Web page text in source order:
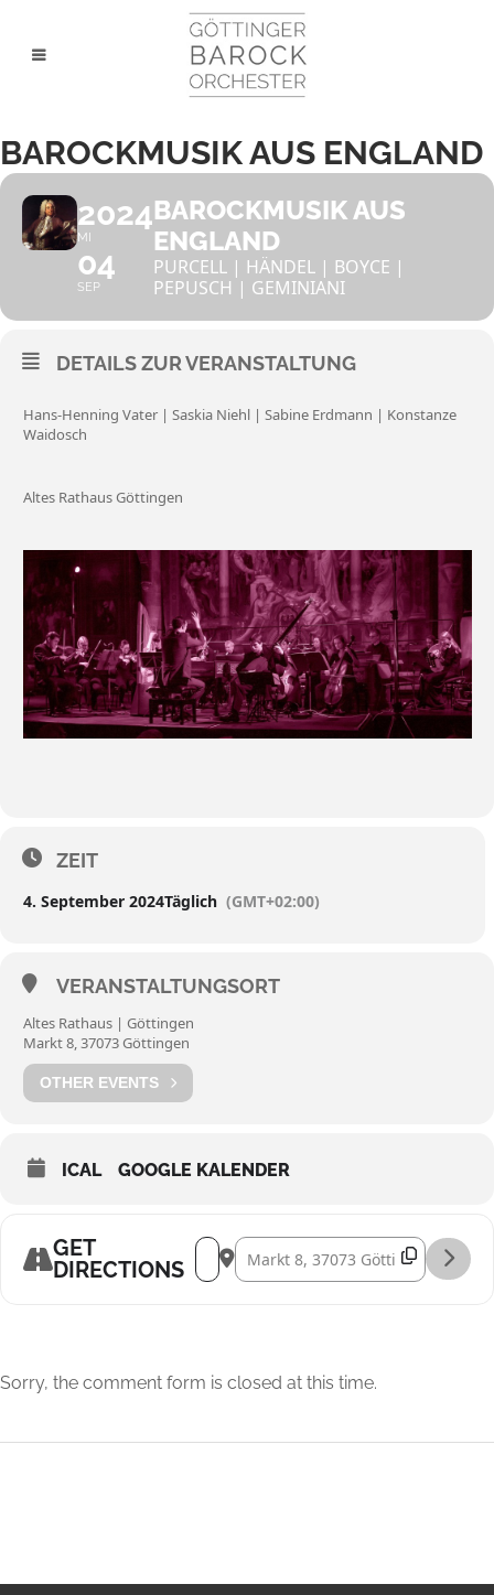
BAROCKMUSIK AUS ENGLAND
2024
MI
04
SEP
BAROCKMUSIK AUS
ENGLAND
PURCELL | HÄNDEL | BOYCE |
PEPUSCH | GEMINIANI
DETAILS ZUR VERANSTALTUNG
Hans-Henning Vater | Saskia Niehl | Sabine Erdmann | Konstanze
Waidosch
Altes Rathaus Göttingen
ZEIT
4. September 2024Täglich (GMT+02:00)
VERANSTALTUNGSORT
Altes Rathaus | Göttingen
Markt 8, 37073 Göttingen
OTHER EVENTS
ICAL GOOGLE KALENDER
GET
DIRECTIONS
Address - Barockmusik aus England
Destination Address -
Sorry, the comment form is closed at this time.